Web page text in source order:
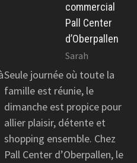
commercial
Pall Center
d’Oberpallen
Sarah
Seule journée où toute la
famille est réunie, le
dimanche est propice pour
allier plaisir, détente et
shopping ensemble. Chez
Pall Center d’Oberpallen, le